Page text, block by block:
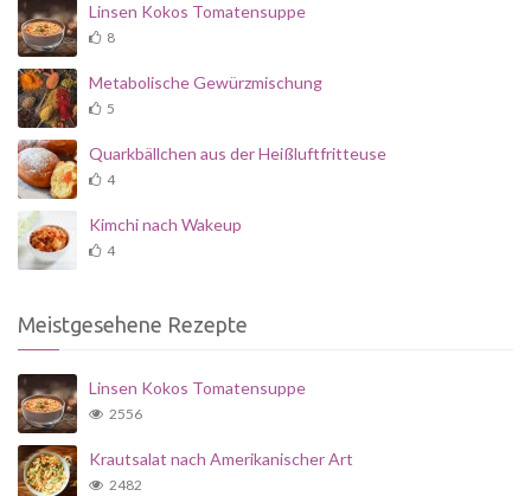
Linsen Kokos Tomatensuppe
8
Metabolische Gewürzmischung
5
Quarkbällchen aus der Heißluftfritteuse
4
Kimchi nach Wakeup
4
Meistgesehene Rezepte
Linsen Kokos Tomatensuppe
2556
Krautsalat nach Amerikanischer Art
2482